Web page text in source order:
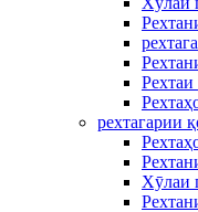
рехтагарии
Хӯлаи